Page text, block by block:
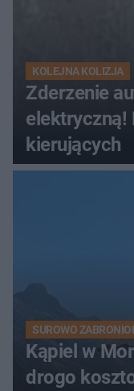
KOLEJNA KOLIZJA
Zderzenie
elektryczną!
kierujących
SUROWO
Kąpiel w
drogo